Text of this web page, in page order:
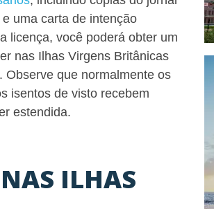
uma carta de intenção
licença, você poderá obter um
nas Ilhas Virgens Britânicas
Observe que normalmente os
isentos de visto recebem
estendida.
ILHAS